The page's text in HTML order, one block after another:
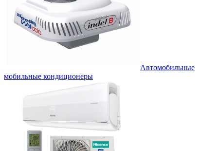
Автомобильные
мобильные кондиционеры